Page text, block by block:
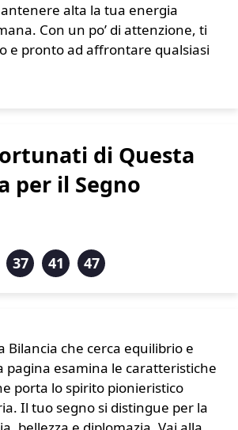
alta la tua energia
Con un po’ di attenzione, ti
e pronto ad affrontare qualsiasi
di Questa
per il Segno
37 41 47
Bilancia che cerca equilibrio e
pagina esamina le caratteristiche
porta lo spirito pionieristico
Il tuo segno si distingue per la